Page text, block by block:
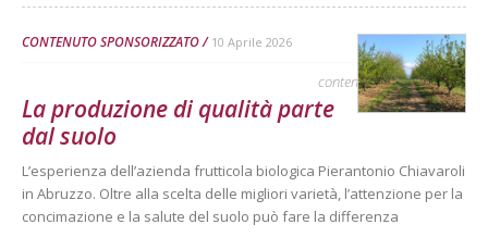
CONTENUTO SPONSORIZZATO 10 Aprile 2026
contenuto sponsorizzato
La produzione di qualità parte
dal suolo
L’esperienza dell’azienda frutticola biologica Pierantonio Chiavaroli
in Abruzzo. Oltre alla scelta delle migliori varietà, l’attenzione per la
concimazione e la salute del suolo può fare la differenza